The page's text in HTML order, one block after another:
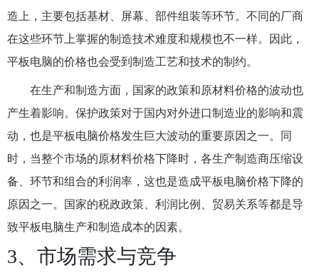
造上，主要包括基材、屏幕、部件组装等环节。不同的厂商
在这些环节上掌握的制造技术难度和规模也不一样。因此，
平板电脑的价格也会受到制造工艺和技术的制约。
在生产和制造方面，国家的政策和原材料价格的波动也
产生着影响。保护政策对于国内对外进口制造业的影响和震
动，也是平板电脑价格发生巨大波动的重要原因之一。同
时，当整个市场的原材料价格下降时，各生产制造商压缩设
备、环节和组合的利润率，这也是造成平板电脑价格下降的
原因之一。国家的税政政策、利润比例、贸易关系等都是导
致平板电脑生产和制造成本的因素。
3、市场需求与竞争